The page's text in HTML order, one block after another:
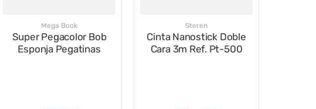
Mega Book
Super Pegacolor Bob
Esponja Pegatinas
Steren
Cinta Nanostick Doble
Cara 3m Ref. Pt-500